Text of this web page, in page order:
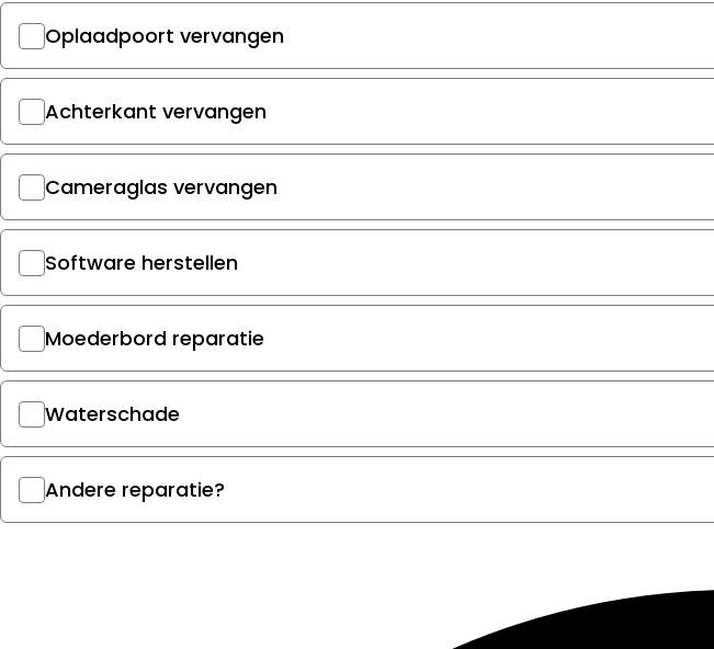
Oplaadpoort vervangen
Achterkant vervangen
Cameraglas vervangen
Software herstellen
Moederbord reparatie
Waterschade
Andere reparatie?